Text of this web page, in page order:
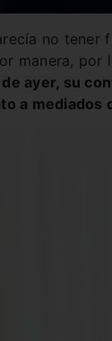
no tener
manera, por
ayer, su
a mediados